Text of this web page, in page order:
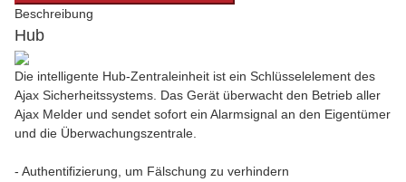
Beschreibung
Hub
Die intelligente Hub-Zentraleinheit ist ein Schlüsselelement des
Ajax Sicherheitssystems. Das Gerät überwacht den Betrieb aller
Ajax Melder und sendet sofort ein Alarmsignal an den Eigentümer
und die Überwachungszentrale.
- Authentifizierung, um Fälschung zu verhindern